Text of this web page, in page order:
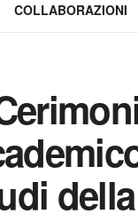
COLLABORAZIONI